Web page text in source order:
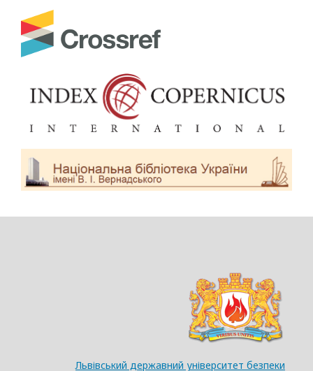
Львівський державний університет безпеки